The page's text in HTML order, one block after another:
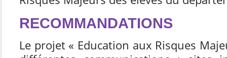
RECOMMANDATIONS
Le projet « Education aux Risques